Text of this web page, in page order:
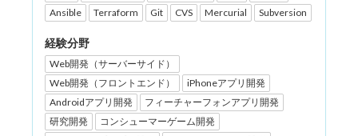
Ansible
Terraform Git CVS Mercurial Subversion
経験分野
Web開発（サーバーサイド）
Web開発（フロントエンド）
iPhoneアプリ開発
Androidアプリ開発
フィーチャーフォンアプリ開発
研究開発
コンシューマーゲーム開発